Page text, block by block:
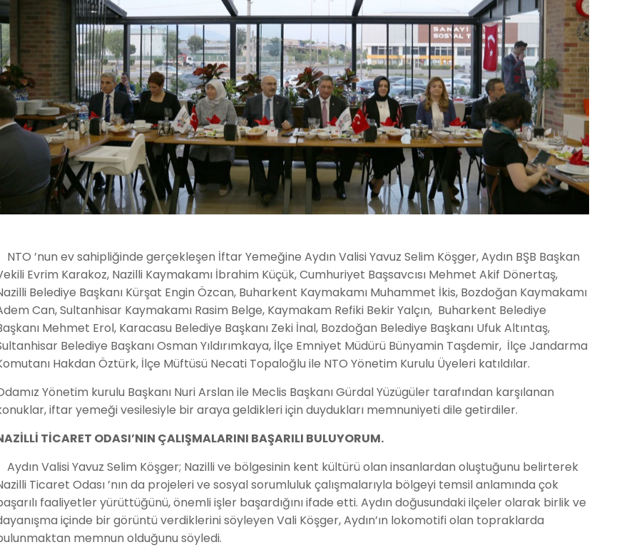
’nun ev sahipliğinde gerçekleşen İftar Yemeğine Aydın Valisi Yavuz Selim Köşger, Aydın BŞB Başkan
Evrim Karakoz, Nazilli Kaymakamı İbrahim Küçük, Cumhuriyet Başsavcısı Mehmet Akif Dönertaş,
Belediye Başkanı Kürşat Engin Özcan, Buharkent Kaymakamı Muhammet İkis, Bozdoğan Kaymakamı
Can, Sultanhisar Kaymakamı Rasim Belge, Kaymakam Refiki Bekir Yalçın, Buharkent Belediye
Mehmet Erol, Karacasu Belediye Başkanı Zeki İnal, Bozdoğan Belediye Başkanı Ufuk Altıntaş,
Belediye Başkanı Osman Yıldırımkaya, İlçe Emniyet Müdürü Bünyamin Taşdemir, İlçe Jandarma
Hakdan Öztürk, İlçe Müftüsü Necati Topaloğlu ile NTO Yönetim Kurulu Üyeleri katıldılar.
Yönetim kurulu Başkanı Nuri Arslan ile Meclis Başkanı Gürdal Yüzügüler tarafından karşılanan
iftar yemeği vesilesiyle bir araya geldikleri için duydukları memnuniyeti dile getirdiler.
TİCARET ODASI’NIN ÇALIŞMALARINI BAŞARILI BULUYORUM.
Valisi Yavuz Selim Köşger; Nazilli ve bölgesinin kent kültürü olan insanlardan oluştuğunu belirterek
Ticaret Odası ’nın da projeleri ve sosyal sorumluluk çalışmalarıyla bölgeyi temsil anlamında çok
faaliyetler yürüttüğünü, önemli işler başardığını ifade etti. Aydın doğusundaki ilçeler olarak birlik ve
içinde bir görüntü verdiklerini söyleyen Vali Köşger, Aydın’ın lokomotifi olan topraklarda
memnun olduğunu söyledi.